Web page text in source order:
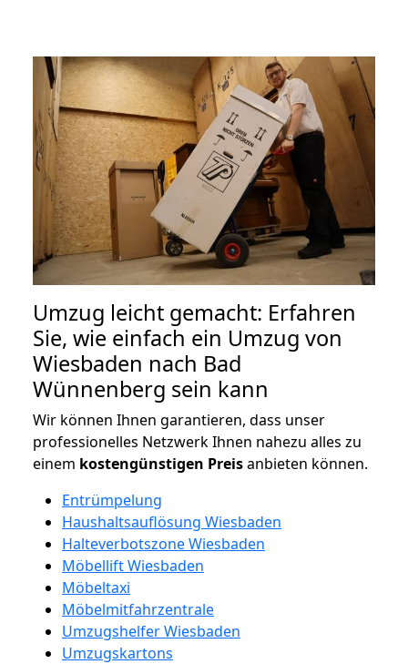
Umzug leicht gemacht: Erfahren
Sie, wie einfach ein Umzug von
Wiesbaden nach Bad
Wünnenberg sein kann
Wir können Ihnen garantieren, dass unser
professionelles Netzwerk Ihnen nahezu alles zu
einem kostengünstigen Preisanbieten können.
Entrümpelung
Haushaltsauflösung Wiesbaden
Halteverbotszone Wiesbaden
Möbellift Wiesbaden
Möbeltaxi
Möbelmitfahrzentrale
Umzugshelfer Wiesbaden
Umzugskartons